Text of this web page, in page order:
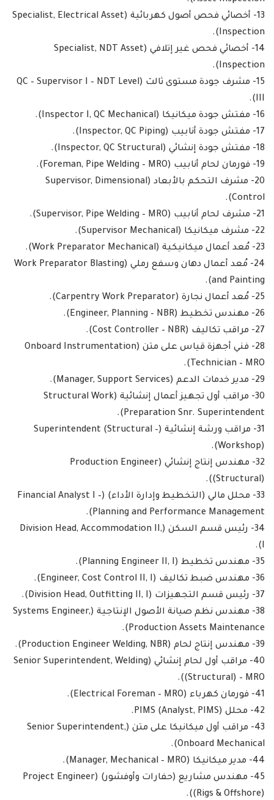
13- أخصائي فحص أصول كهربائية (Specialist, Electrical Asset
Inspection).
14- أخصائي فحص غير إتلافي (Specialist, NDT Asset
Inspection).
15- مشرف جودة مستوى ثالث (QC – Supervisor I – NDT Level
III).
16- مفتش جودة ميكانيكا (Inspector I, QC Mechanical).
17- مفتش جودة أنابيب (Inspector, QC Piping).
18- مفتش جودة إنشائي (Inspector, QC Structural).
19- فورمان لحام أنابيب (Foreman, Pipe Welding – MRO).
20- مشرف التحكم بالأبعاد (Supervisor, Dimensional
Control).
21- مشرف لحام أنابيب (Supervisor, Pipe Welding – MRO).
22- مشرف ميكانيكا (Supervisor Mechanical).
23- مُعد أعمال ميكانيكية (Work Preparator Mechanical).
24- مُعد أعمال دهان وسفع رملي (Work Preparator Blasting
and Painting).
25- مُعد أعمال نجارة (Carpentry Work Preparator).
26- مهندس تخطيط (Engineer, Planning – NBR).
27- مراقب تكاليف (Cost Controller – NBR).
28- فني أجهزة قياس على متن (Onboard Instrumentation
Technician – MRO).
29- مدير خدمات الدعم (Manager, Support Services).
30- مراقب أول تجهيز أعمال إنشائية (Structural Work
Preparation Snr. Superintendent).
31- مراقب ورشة إنشائية (Superintendent (Structural –
Workshop)).
32- مهندس إنتاج إنشائي (Production Engineer
(Structural)).
33- محلل مالي (التخطيط وإدارة الأداء) (Financial Analyst I –
Planning and Performance Management).
34- رئيس قسم السكن (Division Head, Accommodation II,
I).
35- مهندس تخطيط (Planning Engineer II, I).
36- مهندس ضبط تكاليف (Engineer, Cost Control II, I).
37- رئيس قسم التجهيزات (Division Head, Outfitting II, I).
38- مهندس نظم صيانة الأصول الإنتاجية (Systems Engineer,
Production Assets Maintenance).
39- مهندس إنتاج لحام (Production Engineer Welding, NBR).
40- مراقب أول لحام إنشائي (Senior Superintendent, Welding
(Structural) – MRO).
41- فورمان كهرباء (Electrical Foreman – MRO).
42- محلل PIMS (Analyst, PIMS).
43- مراقب أول ميكانيكا على متن (Senior Superintendent,
Onboard Mechanical).
44- مدير ميكانيكا (Manager, Mechanical – MRO).
45- مهندس مشاريع (حفارات وأوفشور) (Project Engineer
(Rigs & Offshore)).